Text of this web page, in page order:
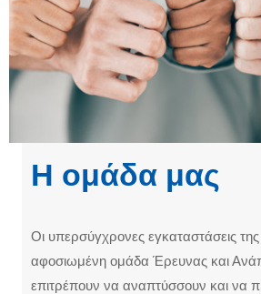
Η ομάδα μας
Οι υπερσύγχρονες εγκαταστάσεις της
αφοσιωμένη ομάδα Έρευνας και
επιτρέπουν να αναπτύσσουν και να